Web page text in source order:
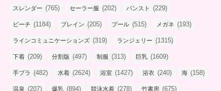
スレンダー (765) セーラー服 (202) パンスト (229)
ビーチ (1184) ブレイン (205) プール (515) メガネ (193)
ラインコミュニケーションズ (319) ランジェリー (1315)
下着 (209) 分割版 (497) 制服 (313) 巨乳 (1609)
手ブラ (482) 水着 (2624) 浴室 (1427) 浴衣 (240) 海 (158)
温泉 (207) 爆乳 (894) 競泳水着 (278) 竹書房 (675)